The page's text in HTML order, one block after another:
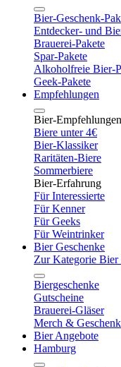
Bier-Geschenk-
Entdecker- und
Brauerei-Pakete
Spar-Pakete
Alkoholfreie Bier-
Geek-Pakete
Empfehlungen
Bier-Empfehlungen
Biere unter 4€
Bier-Klassiker
Raritäten-Biere
Sommerbiere
Bier-Erfahrung
Für Interessierte
Für Kenner
Für Geeks
Für Weintrinker
Bier Geschenke
Zur Kategorie Bier
Biergeschenke
Gutscheine
Brauerei-Gläser
Merch &
Bier Angebote
Hamburg